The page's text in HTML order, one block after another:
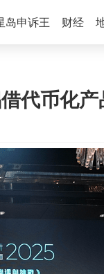
岛申诉王 财经
代币化